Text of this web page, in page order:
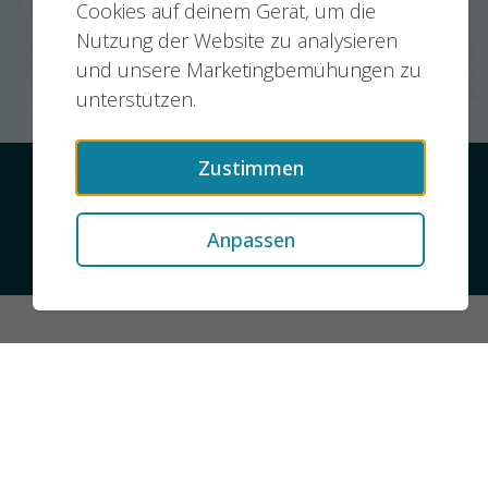
DatenschutzImpressum
© 2026 jobMIXER.de, alle Rechte vorbehalten
Cookies auf deinem Gerät, um die
Nutzung der Website zu analysieren
und unsere Marketingbemühungen zu
unterstützen.
Zustimmen
Anpassen